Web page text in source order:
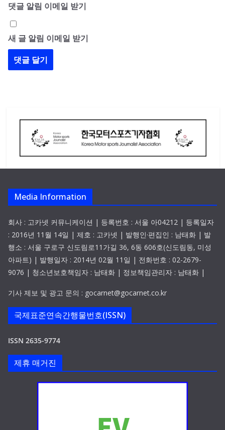
댓글 알림 이메일 받기
새 글 알림 이메일 받기
Media Information
회사 : 고카넷 커뮤니케이션 | 등록번호 : 서울 아04212 | 등록일자
: 2016년 11월 14일 | 제호 : 고카넷 | 발행인·편집인 : 남태화 | 발
행소 : 서울 구로구 신도림로11가길 36, 6동 606호(신도림동, 미성
아파트) | 발행일자 : 2014년 02월 11일 | 전화번호 : 02-2679-
9076 | 청소년보호책임자 : 남태화 | 정보책임관리자 : 남태화 |
기사 제보 및 광고 문의 : gocarnet@gocarnet.co.kr
국제표준연속간행물번호(ISSN)
ISSN 2635-9774
제휴 매거진